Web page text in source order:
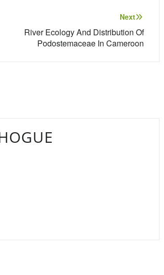
Next
River Ecology And Distribution Of
Podostemaceae In Cameroon